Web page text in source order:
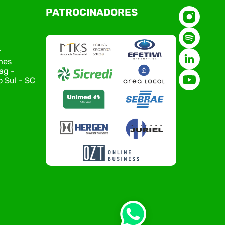
O Polo ACATE-ACIRS, por meio do NIAVI – Núcleo
de Tecnologia da Informação do Alto Vale do
Conexão Tech NIAVI, reunindo empresas de
tecnologia da região para uma noite de
conteúdo estratégico e
de novas iniciativas para o setor.
encontro aconteceu em Rio…
-
Sul - SC
PATROCINADORES